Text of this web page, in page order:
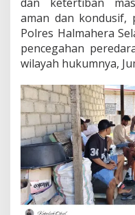
A
N
P
E
N
C
E
G
A
H
A
N
P
E
R
E
D
aman dan kondusif,
Polres Halmahera
pencegahan
wilayah hukumnya,